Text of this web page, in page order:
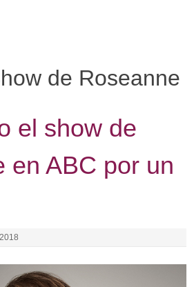
de Roseanne
el show de
en ABC por un